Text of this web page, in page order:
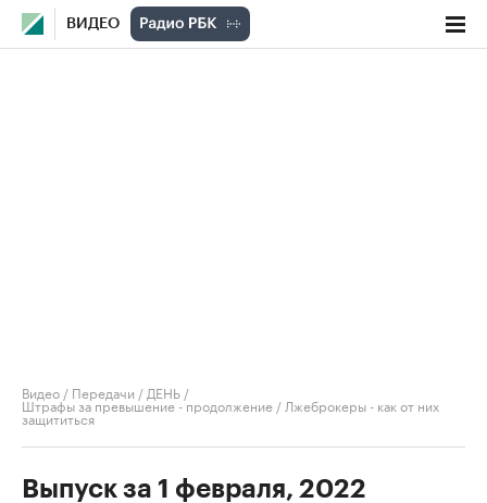
ВИДЕО
Видео / Передачи / ДЕНЬ /
Штрафы за превышение - продолжение / Лжеброкеры - как от них
защититься
Выпуск за 1 февраля, 2022